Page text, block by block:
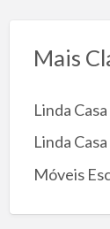
Mais
Linda
Linda
Móveis